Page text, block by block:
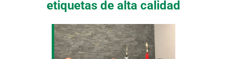
etiquetas de alta calidad